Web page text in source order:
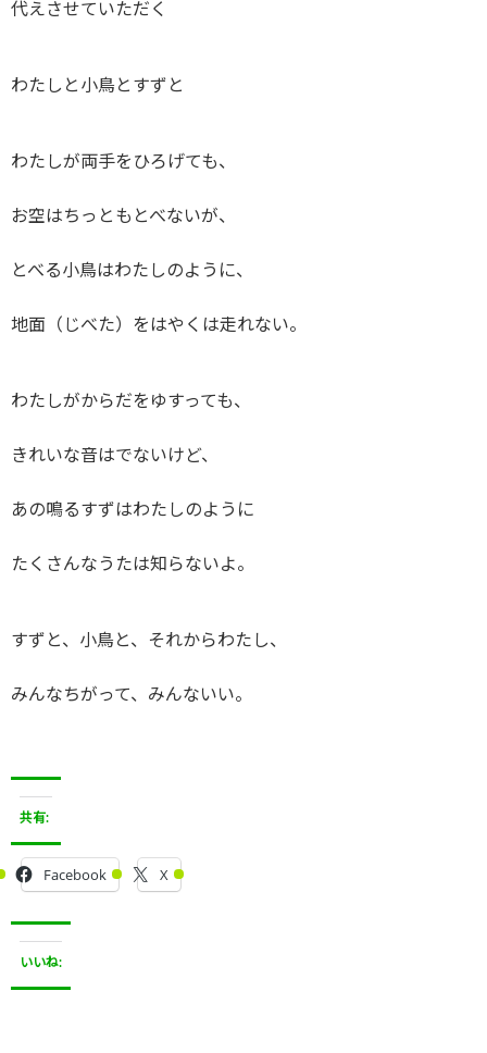
代えさせていただく
わたしと小鳥とすずと
わたしが両手をひろげても、
お空はちっともとべないが、
とべる小鳥はわたしのように、
地面（じべた）をはやくは走れない。
わたしがからだをゆすっても、
きれいな音はでないけど、
あの鳴るすずはわたしのように
たくさんなうたは知らないよ。
すずと、小鳥と、それからわたし、
みんなちがって、みんないい。
共有:
Facebook X
いいね: